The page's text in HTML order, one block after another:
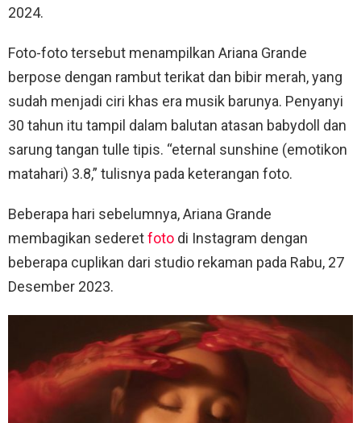
2024.
Foto-foto tersebut menampilkan Ariana Grande
berpose dengan rambut terikat dan bibir merah, yang
sudah menjadi ciri khas era musik barunya. Penyanyi
30 tahun itu tampil dalam balutan atasan babydoll dan
sarung tangan tulle tipis. “eternal sunshine (emotikon
matahari) 3.8,” tulisnya pada keterangan foto.
Beberapa hari sebelumnya, Ariana Grande
membagikan sederetfoto di Instagram dengan
beberapa cuplikan dari studio rekaman pada Rabu, 27
Desember 2023.